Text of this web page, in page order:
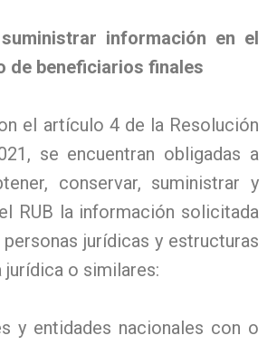
información en el
de beneficiarios finales
el artículo 4 de la Resolución
se encuentran obligadas a
conservar, suministrar y
RUB la información solicitada
personas jurídicas y estructuras
jurídica o similares:
y entidades nacionales con o